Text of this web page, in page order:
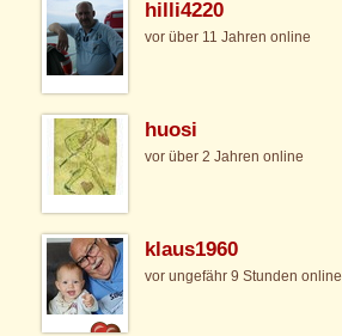
hilli4220
vor über 11 Jahren online
huosi
vor über 2 Jahren online
klaus1960
vor ungefähr 9 Stunden online